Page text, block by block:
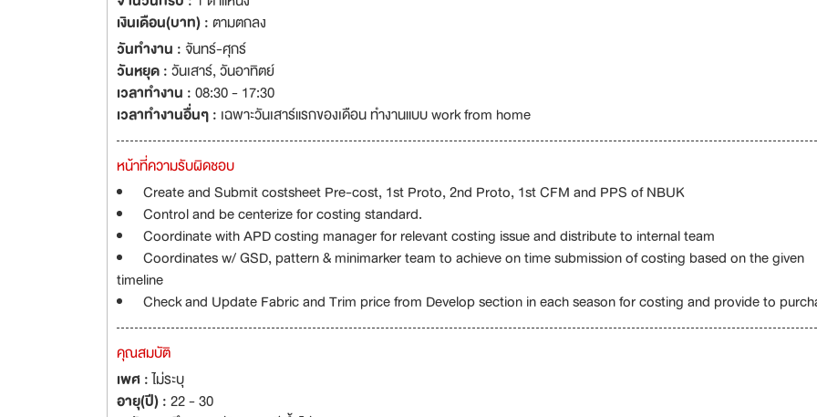
เงินเดือน(บาท) :ตามตกลง
วันทำงาน : จันทร์-ศุกร์
วันหยุด :วันเสาร์,วันอาทิตย์
เวลาทำงาน :08:30 - 17:30
เวลาทำงานอื่นๆ : เฉพาะวันเสาร์แรกของเดือน ทำงานแบบ work from home
หน้าที่ความรับผิดชอบ
Create and Submit costsheet Pre-cost, 1st Proto, 2nd Proto, 1st CFM and PPS of NBUK
Control and be centerize for costing standard.
Coordinate with APD costing manager for relevant costing issue and distribute to internal team
Coordinates w/ GSD, pattern & minimarker team to achieve on time submission of costing based on the given
timeline
Check and Update Fabric and Trim price from Develop section in each season for costing and provide to
คุณสมบัติ
เพศ :ไม่ระบุ
อายุ(ปี) :22 - 30